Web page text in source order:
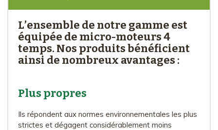
L’ensemble de notre gamme est
équipée de micro-moteurs 4
temps. Nos produits bénéficient
ainsi de nombreux avantages :
Plus propres
Ils répondent aux normes environnementales les plus
strictes et dégagent considérablement moins